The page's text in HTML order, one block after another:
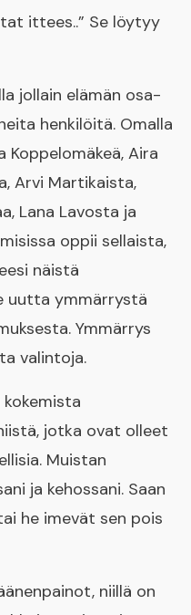
ittees..” Se löytyy
jollain elämän osa-
henkilöitä. Omalla
Koppelomäkeä, Aira
Arvi Martikaista,
Lana Lavosta ja
oppii sellaista,
näistä
uutta ymmärrystä
Ymmärrys
valintoja.
jotka ovat olleet
Muistan
ja kehossani. Saan
he imevät sen pois
niillä on